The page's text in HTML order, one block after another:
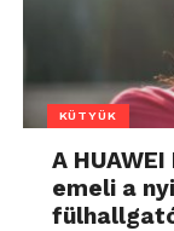
KÜTYÜK
A
emeli a